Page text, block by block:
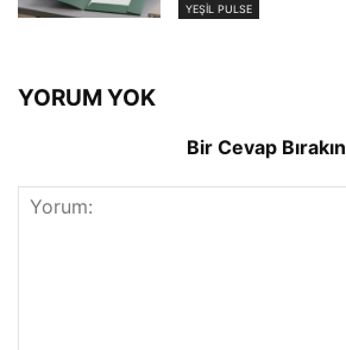
YEŞIL PULSE
YORUM YOK
Bir Cevap Bırakın